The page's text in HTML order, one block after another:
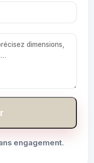
engagement.